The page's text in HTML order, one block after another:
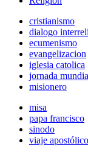
cristianismo
dialogo
ecumenismo
evangelizacion
iglesia catolica
jornada
misionero
misa
papa francisco
sinodo
viaje apostólico